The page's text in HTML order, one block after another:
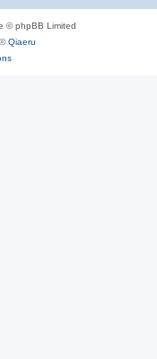
© phpBB Limited
©Qiaeru